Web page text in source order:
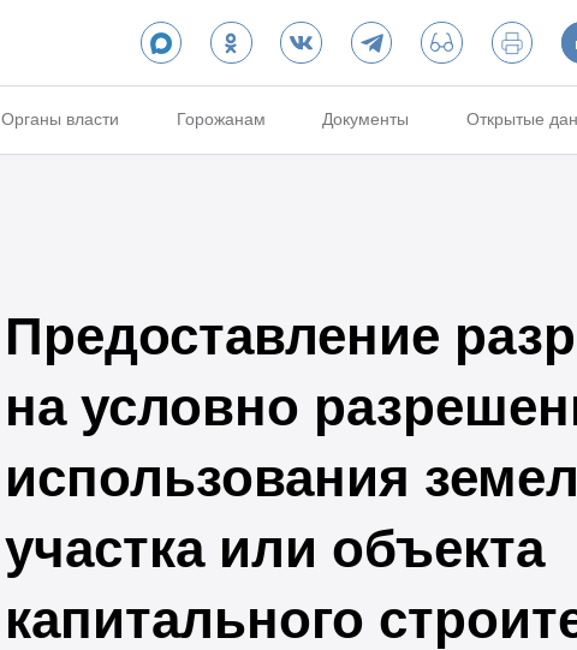
Органы власти Горожанам Документы Открытые
Предоставление
на условно
использования
участка или объекта
капитального